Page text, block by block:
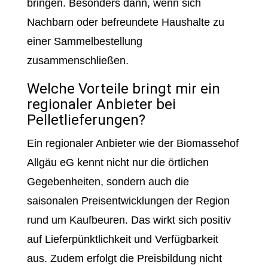
bringen. Besonders dann, wenn sich
Nachbarn oder befreundete Haushalte zu
einer Sammelbestellung
zusammenschließen.
Welche Vorteile bringt mir ein
regionaler Anbieter bei
Pelletlieferungen?
Ein regionaler Anbieter wie der Biomassehof
Allgäu eG kennt nicht nur die örtlichen
Gegebenheiten, sondern auch die
saisonalen Preisentwicklungen der Region
rund um Kaufbeuren. Das wirkt sich positiv
auf Lieferpünktlichkeit und Verfügbarkeit
aus. Zudem erfolgt die Preisbildung nicht